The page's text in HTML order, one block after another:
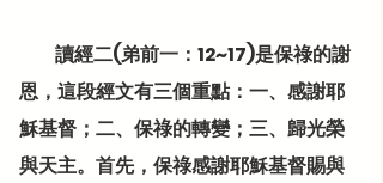
恩，這段經文有三個重點：一、感謝耶
穌基督；二、保祿的轉變；三、歸光榮
與天主。首先，保祿感謝耶穌基督賜與